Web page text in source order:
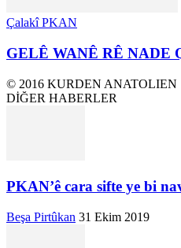
Çalakî PKAN
GELÊ WANÊ RÊ NADE
© 2016 KURDEN ANATOLIEN
DİĞER HABERLER
PKAN’ê cara sifte ye bi
Beşa Pirtûkan 31 Ekim 2019